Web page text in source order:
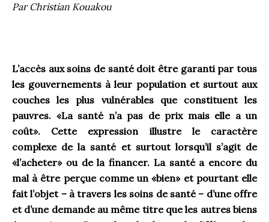
Par Christian Kouakou
L’accès aux soins de santé doit être garanti par tous
les gouvernements à leur population et surtout aux
couches les plus vulnérables que constituent les
pauvres. «La santé n’a pas de prix mais elle a un
coût». Cette expression illustre le caractère
complexe de la santé et surtout lorsqu’il s’agit de
«l’acheter» ou de la financer. La santé a encore du
mal à être perçue comme un «bien» et pourtant elle
fait l’objet – à travers les soins de santé – d’une offre
et d’une demande au même titre que les autres biens